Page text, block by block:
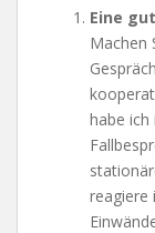
Eine
Machen
habe ich
reagiere